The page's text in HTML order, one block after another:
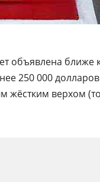
объявлена
250 000
жёстким верхом